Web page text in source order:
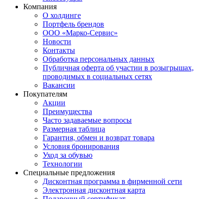
Компания
О холдинге
Портфель брендов
ООО «Марко-Сервис»
Новости
Контакты
Обработка персональных данных
Публичная оферта об участии в розыгрышах,
проводимых в социальных сетях
Вакансии
Покупателям
Акции
Преимущества
Часто задаваемые вопросы
Размерная таблица
Гарантия, обмен и возврат товара
Условия бронирования
Уход за обувью
Технологии
Специальные предложения
Дисконтная программа в фирменной сети
Электронная дисконтная карта